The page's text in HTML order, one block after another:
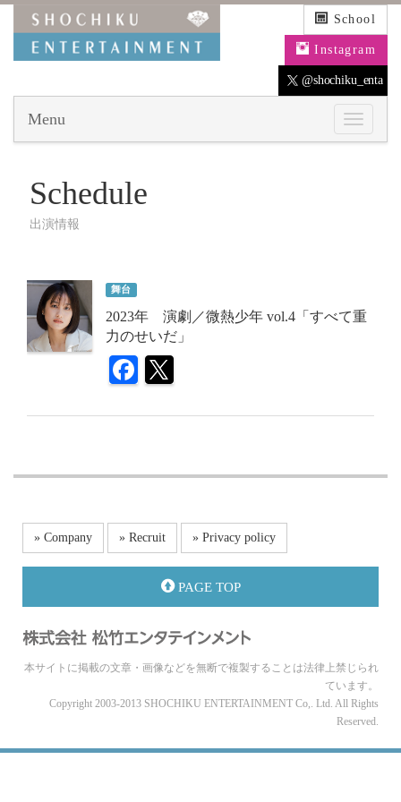
School
Instagram
@shochiku_enta
Menu
Schedule
出演情報
舞台
2023年 演劇／微熱少年 vol.4「すべて重
力のせいだ」
» Company » Recruit » Privacy policy
PAGE TOP
本サイトに掲載の文章・画像などを無断で複製することは法律上禁じられ
ています。
Copyright 2003-2013 SHOCHIKU ENTERTAINMENT Co,. Ltd. All Rights
Reserved.